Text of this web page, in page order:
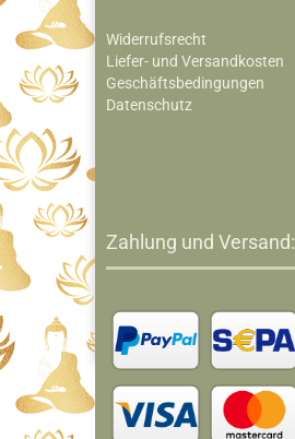
Widerrufsrecht
Liefer- und Versandkosten
Geschäftsbedingungen
Datenschutz
Zahlung und Versand: